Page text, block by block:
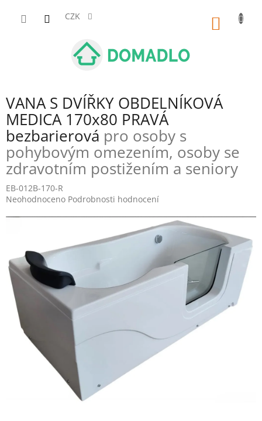
CZK
VANA S DVÍŘKY OBDELNÍKOVÁ
MEDICA 170x80 PRAVÁ
bezbarierová pro osoby s
pohybovým omezením, osoby se
zdravotním postižením a seniory
EB-012B-170-R
Průměrné
produktu
5
hvězdiček.
Neohodnoceno Podrobnosti hodnocení